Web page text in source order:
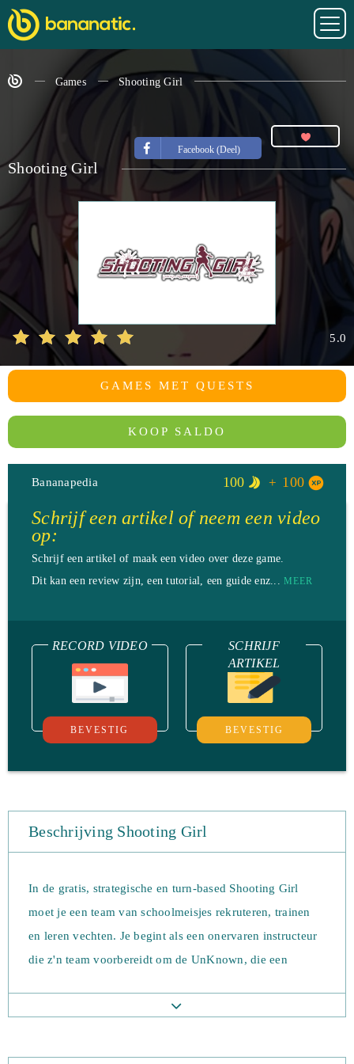
Games Shooting Girl
Facebook (Deel)
Shooting Girl
5.0
GAMES MET QUESTS
KOOP SALDO
Bananapedia 100 100
Schrijf een artikel of neem een video
op:
Schrijf een artikel of maak een video over deze game.
Dit kan een review zijn, een tutorial, een guide enz... MEER
RECORD VIDEO
BEVESTIG
SCHRIJF
ARTIKEL
BEVESTIG
Beschrijving Shooting Girl
In de gratis, strategische en turn-based Shooting Girl
moet je een team van schoolmeisjes rekruteren, trainen
en leren vechten. Je begint als een onervaren instructeur
die z'n team voorbereidt om de UnKnown, die een
alle gebieden van Tokyo controleren om de UnKnown te